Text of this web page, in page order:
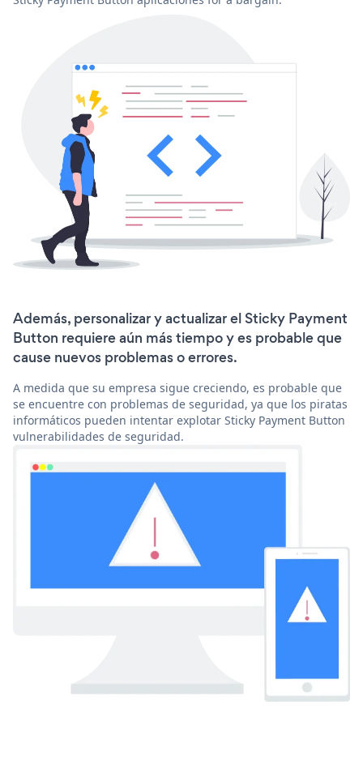
Además, personalizar y actualizar el Sticky Payment
Button requiere aún más tiempo y es probable que
cause nuevos problemas o errores.
A medida que su empresa sigue creciendo, es probable que
se encuentre con problemas de seguridad, ya que los piratas
informáticos pueden intentar explotar Sticky Payment Button
vulnerabilidades de seguridad.